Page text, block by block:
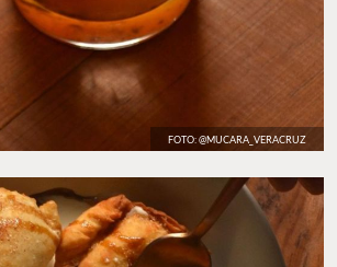
FOTO: @MUCARA_VERACRUZ